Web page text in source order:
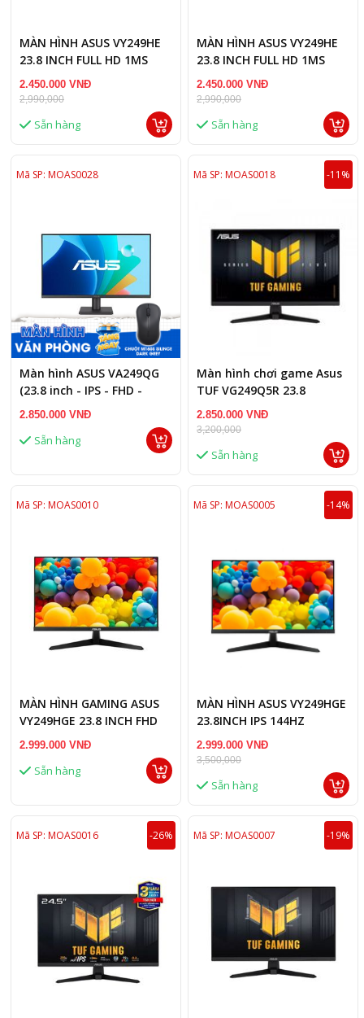
MÀN HÌNH ASUS VY249HE
23.8 INCH FULL HD 1MS
75HZ IPS MÀU TRẮNG
2.450.000 VNĐ
2,990,000
Sẵn hàng
MÀN HÌNH ASUS VY249HE
23.8 INCH FULL HD 1MS
75HZ IPS MÀU ĐEN
2.450.000 VNĐ
2,990,000
Sẵn hàng
Mã SP: MOAS0028
Màn hình ASUS VA249QG
(23.8 inch - IPS - FHD -
120Hz - 1ms - Speaker)
2.850.000 VNĐ
Sẵn hàng
Mã SP: MOAS0018 -11%
Màn hình chơi game Asus
TUF VG249Q5R 23.8
2.850.000 VNĐ
3,200,000
Sẵn hàng
Mã SP: MOAS0010
MÀN HÌNH GAMING ASUS
VY249HGE 23.8 INCH FHD
IPS 144HZ 1MS
2.999.000 VNĐ
Sẵn hàng
Mã SP: MOAS0005 -14%
MÀN HÌNH ASUS VY249HGE
23.8INCH IPS 144HZ
2.999.000 VNĐ
3,500,000
Sẵn hàng
Mã SP: MOAS0016 -26% Mã SP: MOAS0007 -19%